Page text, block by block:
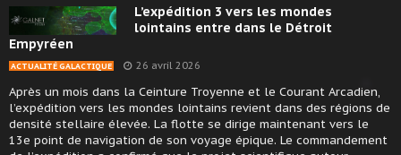
L’expédition 3 vers les mondes
lointains entre dans le Détroit
Empyréen
ACTUALITÉ GALACTIQUE 26 avril 2026
Après un mois dans la Ceinture Troyenne et le Courant Arcadien,
l’expédition vers les mondes lointains revient dans des régions de
densité stellaire élevée. La flotte se dirige maintenant vers le
13e point de navigation de son voyage épique. Le commandement